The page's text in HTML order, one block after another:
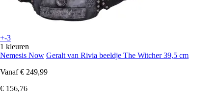
+-3
1 kleuren
Nemesis Now Geralt van Rivia beeldje The Witcher 39,5 cm
Vanaf € 249,99
€ 156,76